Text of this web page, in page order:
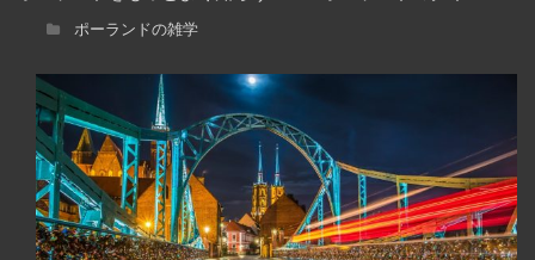
ポーランドの雑学